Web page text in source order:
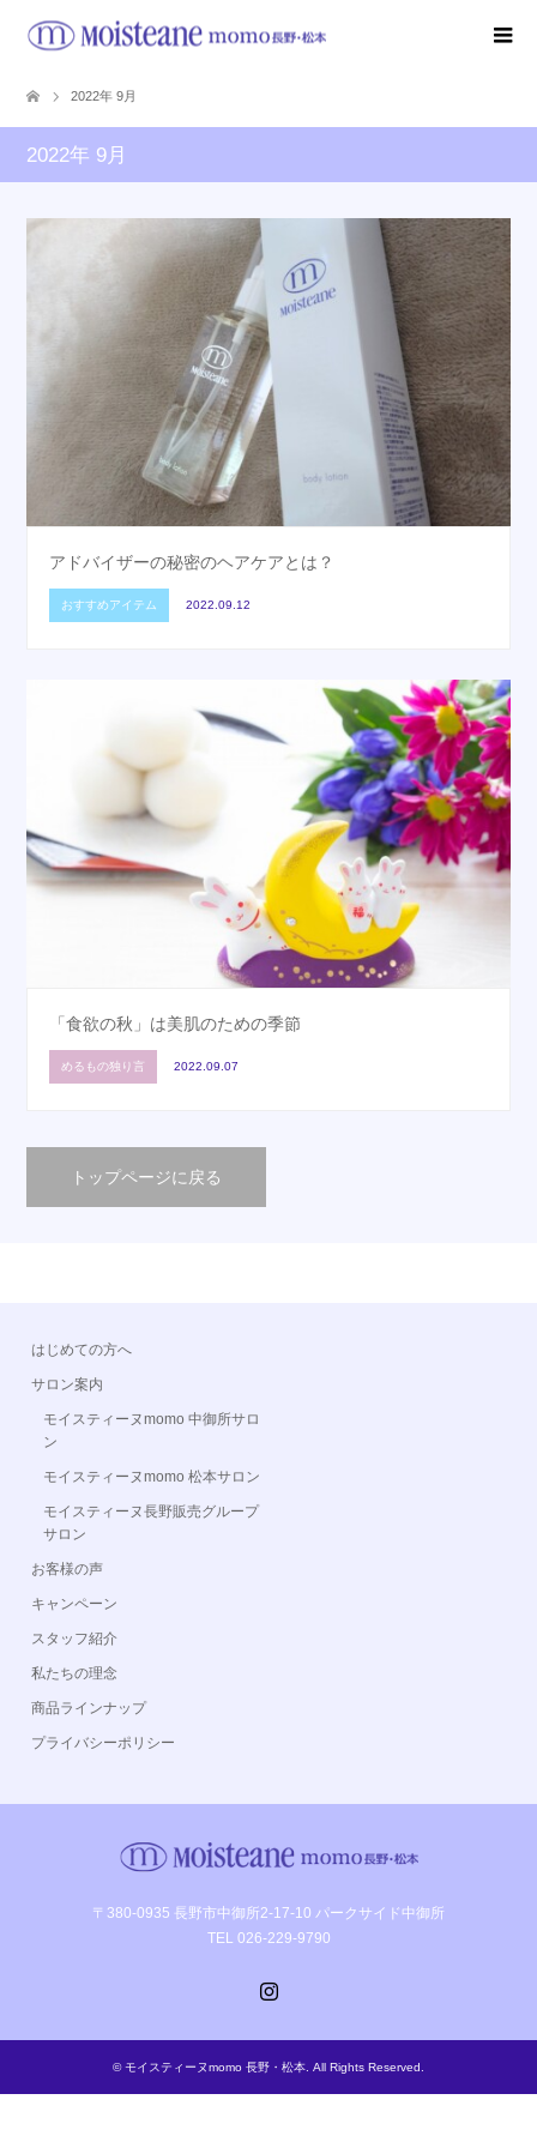
2022年 9月
2022年 9月
アドバイザーの秘密のヘアケアとは？
おすすめアイテム 2022.09.12
「食欲の秋」は美肌のための季節
めるもの独り言 2022.09.07
トップページに戻る
はじめての方へ
サロン案内
モイスティーヌmomo 中御所サロ
ン
モイスティーヌmomo 松本サロン
モイスティーヌ長野販売グループ
サロン
お客様の声
キャンペーン
スタッフ紹介
私たちの理念
商品ラインナップ
プライバシーポリシー
〒380-0935 長野市中御所2-17-10 パークサイド中御所
TEL 026-229-9790
©モイスティーヌmomo 長野・松本 . All Rights Reserved.